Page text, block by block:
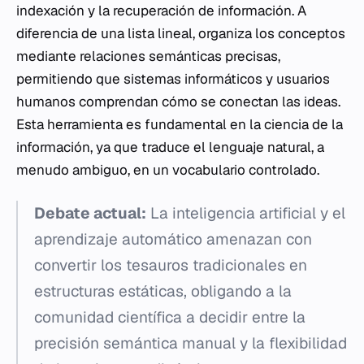
indexación y la recuperación de información. A
diferencia de una lista lineal, organiza los conceptos
mediante relaciones semánticas precisas,
permitiendo que sistemas informáticos y usuarios
humanos comprendan cómo se conectan las ideas.
Esta herramienta es fundamental en la ciencia de la
información, ya que traduce el lenguaje natural, a
menudo ambiguo, en un vocabulario controlado.
Debate actual: La inteligencia artificial y el
aprendizaje automático amenazan con
convertir los tesauros tradicionales en
estructuras estáticas, obligando a la
comunidad científica a decidir entre la
precisión semántica manual y la flexibilidad